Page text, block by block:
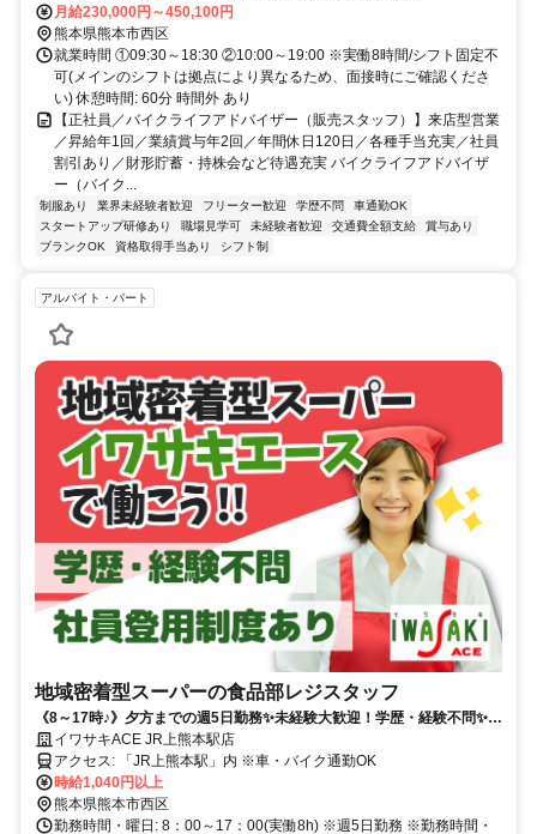
月給230,000円～450,100円
熊本県熊本市西区
就業時間 ①09:30～18:30 ②10:00～19:00 ※実働8時間/シフト固定不
可(メインのシフトは拠点により異なるため、面接時にご確認くださ
い) 休憩時間: 60分 時間外 あり
【正社員／バイクライフアドバイザー（販売スタッフ）】来店型営業
／昇給年1回／業績賞与年2回／年間休日120日／各種手当充実／社員
割引あり／財形貯蓄・持株会など待遇充実 バイクライフアドバイザ
ー（バイク...
制服あり 業界未経験者歓迎 フリーター歓迎 学歴不問
車通勤OK
スタートアップ研修あり
職場見学可 未経験者歓迎 交通費全額支給
賞与あり
ブランクOK
資格取得手当あり シフト制
アルバイト・パート
地域密着型スーパーの食品部レジスタッフ
《8～17時♪》夕方までの週5日勤務✨未経験大歓迎！学歴・経験不問✨正
社員登用あり✨
イワサキACE JR上熊本駅店
アクセス: 「JR上熊本駅」内 ※車・バイク通勤OK
時給1,040円以上
熊本県熊本市西区
勤務時間・曜日: 8：00～17：00(実働8h) ※週5日勤務 ※勤務時間・